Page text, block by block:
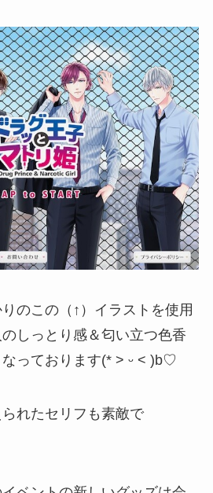
のこの（↑）イラストを使用
しっとり感＆匂い立つ色香
っております(* ˃ ᵕ ˂ )b♡
れたセリフも素敵で